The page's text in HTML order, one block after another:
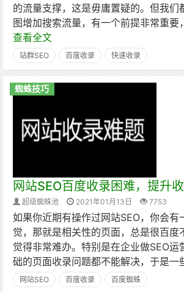
的流量支撑，这是毋庸置疑的。但我们
图增加搜索流量，有一个前提非常重要
查看全文
站群SEO 百度收录 快速收录
蜘蛛技巧
网站SEO百度收录困难，提升
超级蜘蛛池 2021年01月13日 7753
如果你近期有操作过网站SEO，你会有
觉，那就是相关性的页面，总是很百度
觉得非常难办。特别是在企业做SEO运
础的页面收录问题都不能解决，于是一
网站SEO 百度收录 百度蜘蛛